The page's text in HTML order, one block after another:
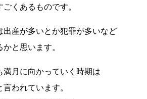
くあるものです。
出産が多いとか犯罪が多いなど
と思います。
満月に向かっていく時期は
われています。